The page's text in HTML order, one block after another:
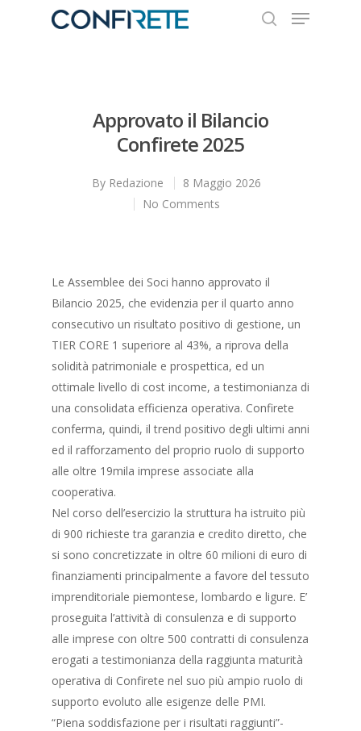
Approvato il Bilancio
Confirete 2025
By Redazione
8 Maggio 2026
No Comments
Le Assemblee dei Soci hanno approvato il
Bilancio 2025, che evidenzia per il quarto anno
consecutivo un risultato positivo di gestione, un
TIER CORE 1 superiore al 43%, a riprova della
solidità patrimoniale e prospettica, ed un
ottimale livello di cost income, a testimonianza di
una consolidata efficienza operativa. Confirete
conferma, quindi, il trend positivo degli ultimi anni
ed il rafforzamento del proprio ruolo di supporto
alle oltre 19mila imprese associate alla
cooperativa.
Nel corso dell’esercizio la struttura ha istruito più
di 900 richieste tra garanzia e credito diretto, che
si sono concretizzate in oltre 60 milioni di euro di
finanziamenti principalmente a favore del tessuto
imprenditoriale piemontese, lombardo e ligure. E’
proseguita l’attività di consulenza e di supporto
alle imprese con oltre 500 contratti di consulenza
erogati a testimonianza della raggiunta maturità
operativa di Confirete nel suo più ampio ruolo di
supporto evoluto alle esigenze delle PMI.
“Piena soddisfazione per i risultati raggiunti”-